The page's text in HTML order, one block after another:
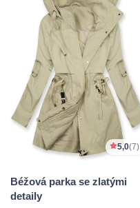
5,0(7)
Béžová parka se zlatými
detaily